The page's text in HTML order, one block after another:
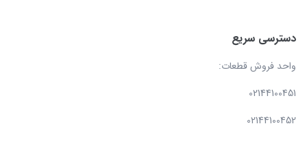
دسترسی سریع
واحد فروش قطعات:
02144100451
02144100452